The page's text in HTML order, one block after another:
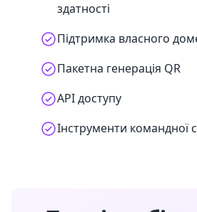
здатності
Підтримка власного
Пакетна генерація QR
API доступу
Інструменти командної